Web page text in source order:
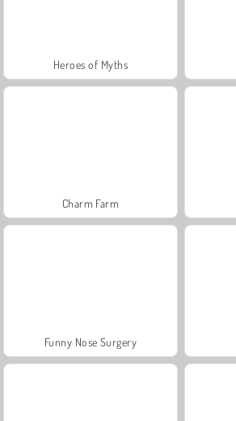
Heroes of Myths
Charm Farm
Funny Nose Surgery